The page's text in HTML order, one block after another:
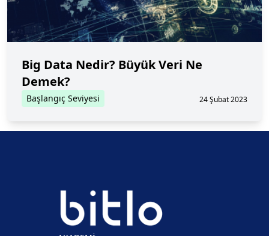
Big Data Nedir? Büyük Veri Ne
Demek?
Başlangıç Seviyesi 24 Şubat 2023